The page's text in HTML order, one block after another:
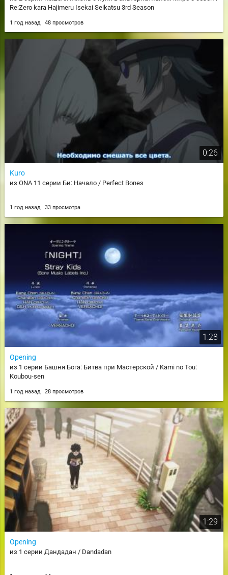
Re:Zero kara Hajimeru Isekai Seikatsu 3rd Season
1 год назад 48 просмотров
0:26
Kuro
из ONA 11 серии Би: Начало / Perfect Bones
1 год назад 33 просмотра
1:28
Opening
из 1 серии Башня Бога: Битва при Мастерской / Kami no Tou:
Koubou-sen
1 год назад 28 просмотров
1:29
Opening
из 1 серии Дандадан / Dandadan